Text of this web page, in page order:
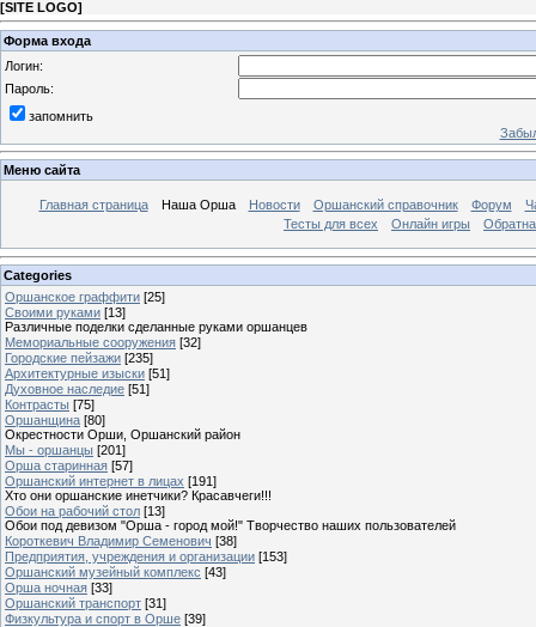
[SITE LOGO]
Форма входа
Логин:
Пароль:
запомнить
Меню сайта
Главная страница Наша Орша Новости Оршанский справочник Форум
Тесты для всех
Онлайн игры
Categories
Оршанское граффити [25]
Своими руками [13]
Различные поделки сделанные руками оршанцев
Мемориальные сооружения [32]
Городские пейзажи [235]
Архитектурные изыски [51]
Духовное наследие [51]
Контрасты [75]
Оршанщина [80]
Окрестности Орши, Оршанский район
Мы - оршанцы [201]
Орша старинная [57]
Оршанский интернет в лицах [191]
Хто они оршанские инетчики? Красавчеги!!!
Обои на рабочий стол [13]
Обои под девизом "Орша - город мой!" Творчество наших пользователей
Короткевич Владимир Семенович [38]
Предприятия, учреждения и организации [153]
Оршанский музейный комплекс [43]
Орша ночная [33]
Оршанский транспорт [31]
Физкультура и спорт в Орше [39]